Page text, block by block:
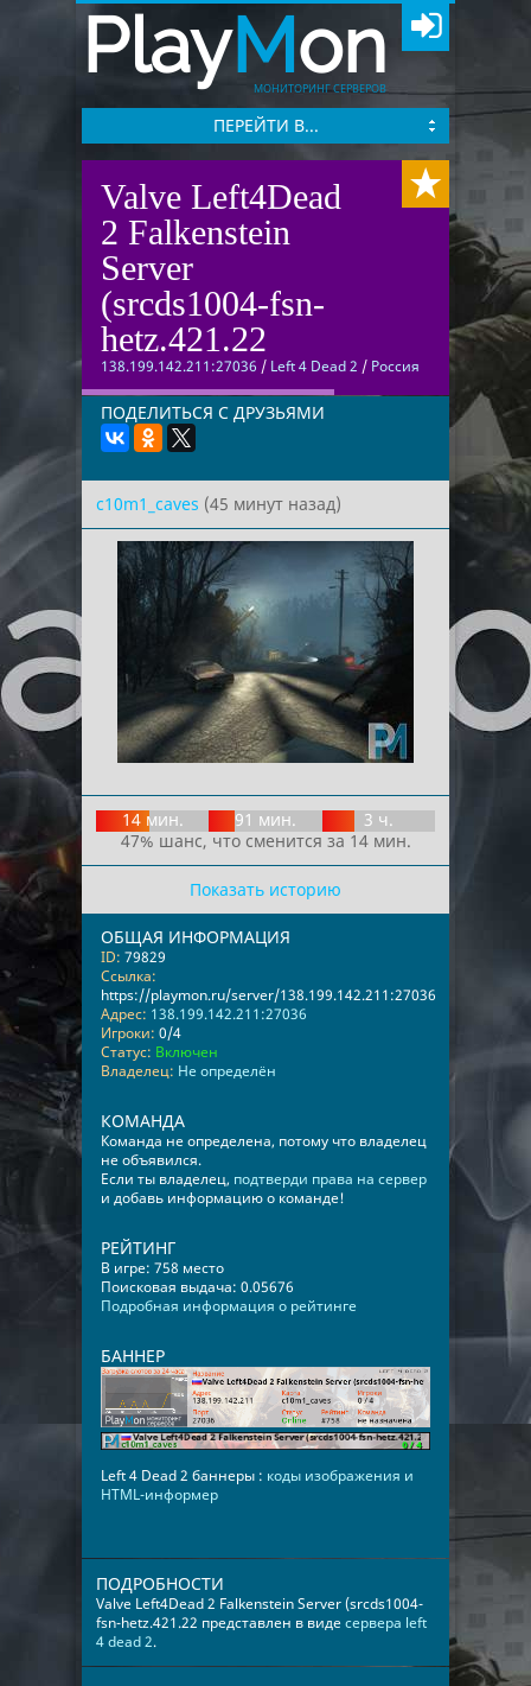
PlayMon
МОНИТОРИНГ СЕРВЕРОВ
ПЕРЕЙТИ В...
Valve Left4Dead
2 Falkenstein
Server
(srcds1004-fsn-
hetz.421.22
138.199.142.211:27036 / Left 4 Dead 2 / Россия
ПОДЕЛИТЬСЯ С ДРУЗЬЯМИ
c10m1_caves (45 минут назад)
14 мин. 91 мин.
3 ч.
47% шанс, что сменится за 14 мин.
Показать историю
ОБЩАЯ ИНФОРМАЦИЯ
ID: 79829
Ссылка:
https://playmon.ru/server/138.199.142.211:27036
Адрес: 138.199.142.211:27036
Игроки: 0/4
Статус: Включен
Владелец: Не определён
КОМАНДА
Команда не определена, потому что владелец
не объявился.
Если ты владелец, подтверди права на сервер
и добавь информацию о команде!
РЕЙТИНГ
В игре: 758 место
Поисковая выдача: 0.05676
Подробная информация о рейтинге
БАННЕР
Left 4 Dead 2 баннеры : коды изображения и
HTML-информер
ПОДРОБНОСТИ
Valve Left4Dead 2 Falkenstein Server (srcds1004-
fsn-hetz.421.22 представлен в видесервера left
4 dead 2.